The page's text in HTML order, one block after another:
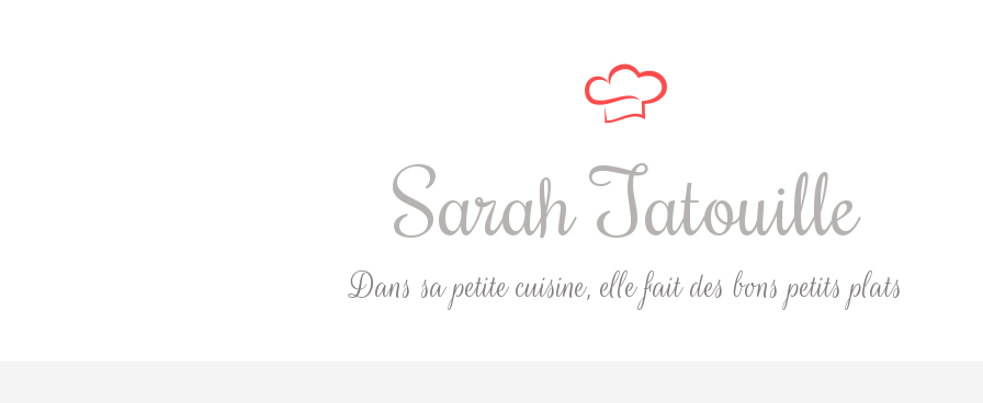
Sarah Tatouille
Dans sa petite cuisine, elle fait des bons petits plats